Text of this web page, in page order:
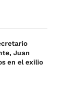
Juan
en el exilio